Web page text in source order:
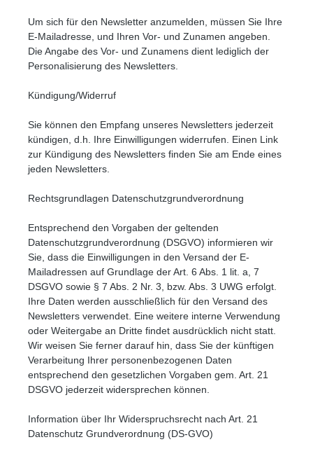
Um sich für den Newsletter anzumelden, müssen Sie Ihre
E-Mailadresse, und Ihren Vor- und Zunamen angeben.
Die Angabe des Vor- und Zunamens dient lediglich der
Personalisierung des Newsletters.
Kündigung/Widerruf
Sie können den Empfang unseres Newsletters jederzeit
kündigen, d.h. Ihre Einwilligungen widerrufen. Einen Link
zur Kündigung des Newsletters finden Sie am Ende eines
jeden Newsletters.
Rechtsgrundlagen Datenschutzgrundverordnung
Entsprechend den Vorgaben der geltenden
Datenschutzgrundverordnung (DSGVO) informieren wir
Sie, dass die Einwilligungen in den Versand der E-
Mailadressen auf Grundlage der Art. 6 Abs. 1 lit. a, 7
DSGVO sowie § 7 Abs. 2 Nr. 3, bzw. Abs. 3 UWG erfolgt.
Ihre Daten werden ausschließlich für den Versand des
Newsletters verwendet. Eine weitere interne Verwendung
oder Weitergabe an Dritte findet ausdrücklich nicht statt.
Wir weisen Sie ferner darauf hin, dass Sie der künftigen
Verarbeitung Ihrer personenbezogenen Daten
entsprechend den gesetzlichen Vorgaben gem. Art. 21
DSGVO jederzeit widersprechen können.
Information über Ihr Widerspruchsrecht nach Art. 21
Datenschutz Grundverordnung (DS-GVO)